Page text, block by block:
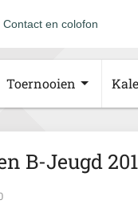
Contact en colofon
Toernooien
B-Jeugd